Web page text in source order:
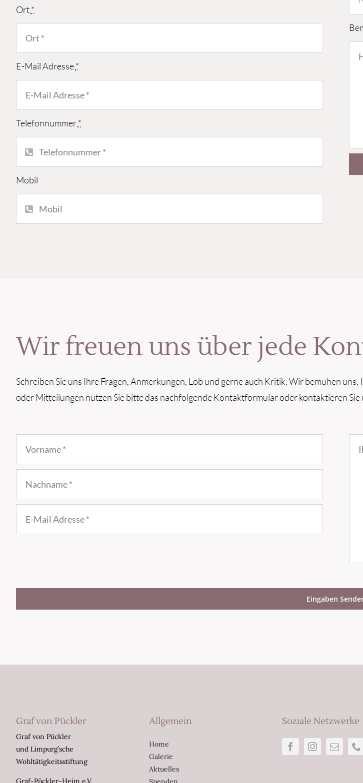
Ort*
E-Mail Adresse*
Telefonnummer*
Mobil
Wir freuen uns über jede
Schreiben Sie uns Ihre Fragen, Anmerkungen, Lob und gerne auch Kritik. Wir bemühen
oder Mitteilungen nutzen Sie bitte das nachfolgende Kontaktformular oder kontaktieren Sie
Eingaben
Graf von Pückler
Graf von Pückler
und Limpurg’sche
Wohltätigkeitsstiftung
Graf-Pückler-Heim e.V.
Allgemein
Home
Galerie
Aktuelles
Soziale Netzwerke